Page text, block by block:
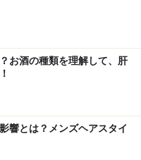
ームに夢中というので
をリラックスさせる副
、血行不足で頭皮を硬
お酒の種類を理解して、肝
響とは？メンズヘアスタイ